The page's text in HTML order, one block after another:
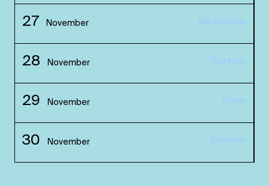
27 November Wednesday
28 November Thursday
29 November Friday
30 November Saturday